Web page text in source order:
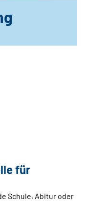
für
Schule, Abitur oder